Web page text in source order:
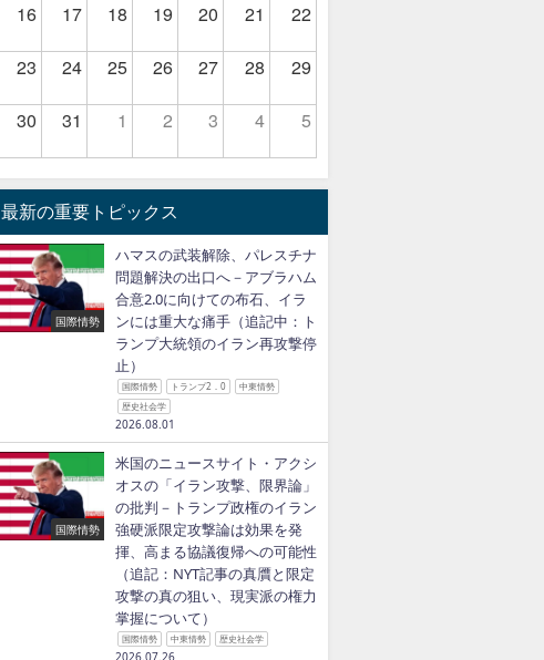
16 17 18 19 20 21 22
23 24 25 26 27 28 29
30 31 1 2 3 4 5
最新の重要トピックス
国際情勢
ハマスの武装解除、パレスチナ
問題解決の出口へ－アブラハム
合意2.0に向けての布石、イラ
ンには重大な痛手（追記中：ト
ランプ大統領のイラン再攻撃停
止）
国際情勢 トランプ2．0
中東情勢
歴史社会学
2026.08.01
国際情勢
米国のニュースサイト・アクシ
オスの「イラン攻撃、限界論」
の批判－トランプ政権のイラン
強硬派限定攻撃論は効果を発
揮、高まる協議復帰への可能性
（追記：NYT記事の真贋と限定
攻撃の真の狙い、現実派の権力
掌握について）
国際情勢 中東情勢 歴史社会学